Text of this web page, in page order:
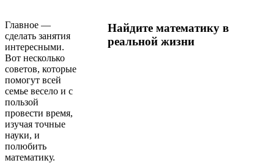
Главное —
сделать занятия
интересными.
Вот несколько
советов, которые
помогут всей
семье весело и с
пользой
провести время,
изучая точные
науки, и
полюбить
математику.
Найдите математику в
реальной жизни